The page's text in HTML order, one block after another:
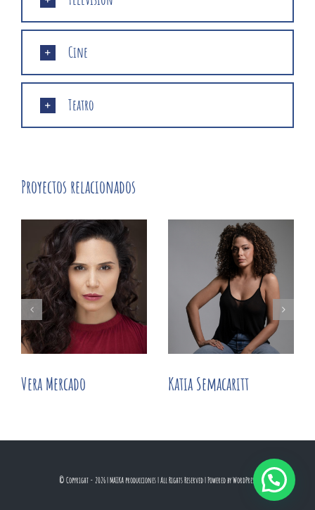
Cine
Teatro
Proyectos relacionados
Vera Mercado Katia Semacaritt
© Copyright - 2026 | MAIKA producciones| All Rights Reserved | Powered byWordPress